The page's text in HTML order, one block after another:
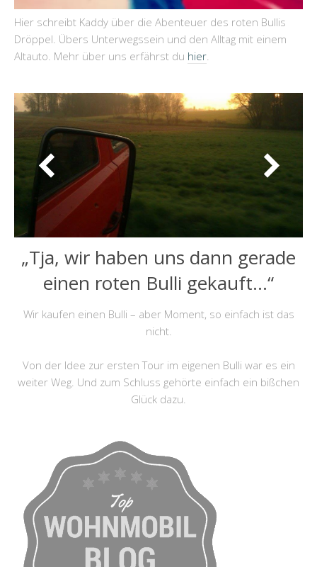
Hier schreibt Kaddy über die Abenteuer des roten Bullis
Dröppel. Übers Unterwegssein und den Alltag mit einem
Altauto. Mehr über uns erfährst du hier
„Tja, wir haben uns dann gerade
einen roten Bulli gekauft…“
Wir kaufen einen Bulli – aber Moment, so einfach ist das
nicht.
Von der Idee zur ersten Tour im eigenen Bulli war es ein
weiter Weg. Und zum Schluss gehörte einfach ein bißchen
Glück dazu.